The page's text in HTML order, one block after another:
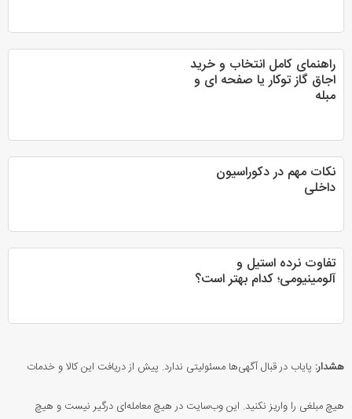
راهنمای کامل انتخاب و خرید
اجاق گاز توکار یا صفحه ای و
مبله
نکات مهم در دکوراسیون
داخلی
تفاوت نرده استیل و
آلومینیومی؛ کدام بهتر است؟
هشدار: پایاب در قبال آگهی‌ها مسئولیتی ندارد. پیش از دریافت این کالا و خدمات
هیچ مبلغی را واریز نکنید. این وب‌سایت در هیچ معامله‌ای درگیر نیست و هیچ